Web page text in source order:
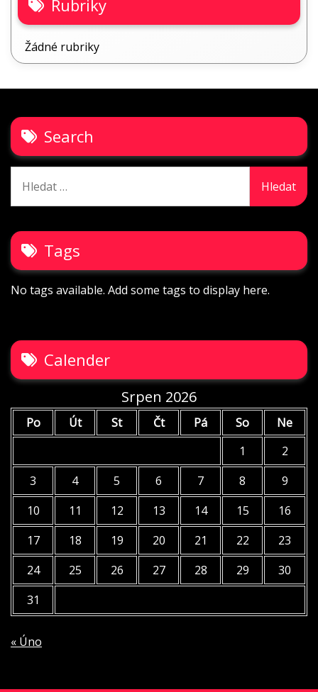
Rubriky
Žádné rubriky
Search
Tags
No tags available. Add some tags to display here.
Calender
Srpen 2026
Po Út St Čt Pá So
Ne
1
2
3
4 5 6 7 8
9
10
11 12 13 14 15
16
17
18 19 20 21 22
23
24
25 26 27 28 29
30
31
« Úno